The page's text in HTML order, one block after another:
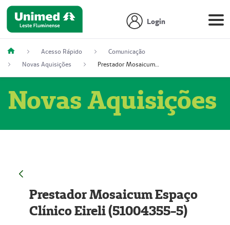
Login
Acesso Rápido
Comunicação
Novas Aquisições
Prestador Mosaicum Espaço Clínico Eireli (51004355-5)
Novas Aquisições
Prestador Mosaicum Espaço
Clínico Eireli (51004355-5)